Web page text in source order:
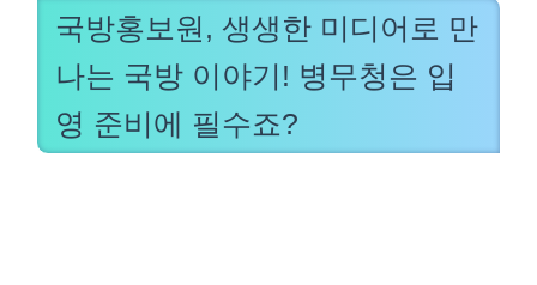
국방홍보원, 생생한 미디어로 만
나는 국방 이야기! 병무청은 입
영 준비에 필수죠?